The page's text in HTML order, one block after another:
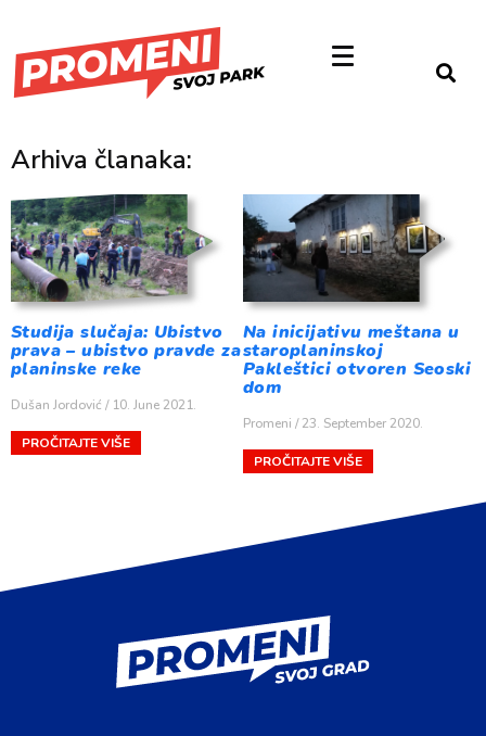
Arhiva članaka:
Studija slučaja: Ubistvo
prava – ubistvo pravde za
planinske reke
Dušan Jordović 10. June 2021.
PROČITAJTE VIŠE
Na inicijativu meštana u
staroplaninskoj
Pakleštici otvoren Seoski
dom
Promeni 23. September 2020.
PROČITAJTE VIŠE